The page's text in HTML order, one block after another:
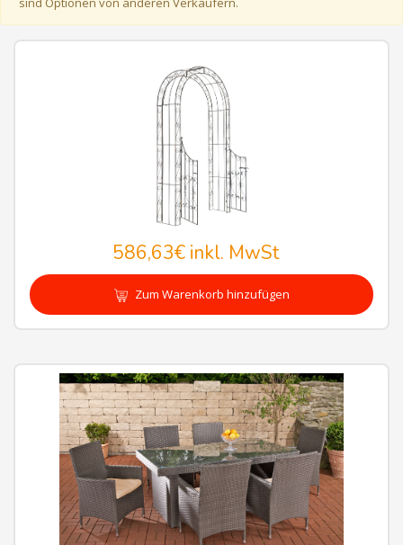
586,63€inkl. MwSt
Zum Warenkorb hinzufügen